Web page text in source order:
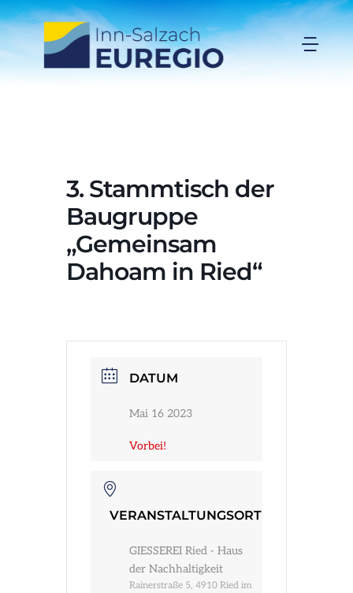
Zum
Inhalt
springen
Projekte
Förderungen
3. Stammtisch der
Baugruppe
„Gemeinsam
Dahoam in Ried“
DATUM
Mai 16 2023
Vorbei!
VERANSTALTUNGSORT
GIESSEREI Ried - Haus
der Nachhaltigkeit
Rainerstraße 5, 4910 Ried im